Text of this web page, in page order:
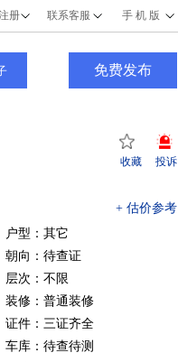
手 机 版
联系客服
册
免费发布
收藏 投诉
+ 估价参考
户型：其它
朝向：待查证
层次：不限
装修：普通装修
证件：三证齐全
车库：待查待测